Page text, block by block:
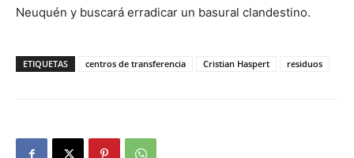
Neuquén y buscará erradicar un basural clandestino.
ETIQUETAS centros de transferencia Cristian Haspert residuos